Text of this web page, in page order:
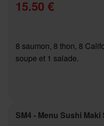
15.50 €
8 saumon, 8 thon, 8
soupe et 1 salade.
SM4 - Menu Sushi Maki